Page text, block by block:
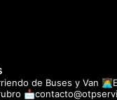
de Buses y Van